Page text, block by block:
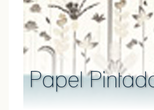
Papel